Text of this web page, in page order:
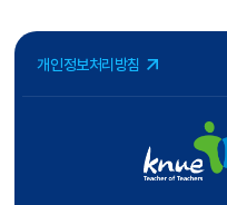
개인정보처리방침